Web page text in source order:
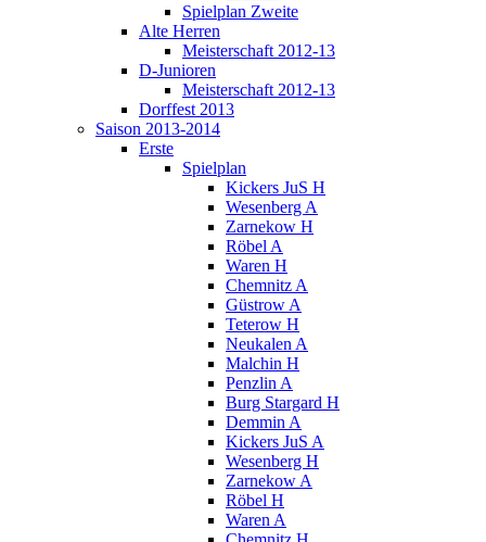
Spielplan Zweite
Alte Herren
Meisterschaft 2012-13
D-Junioren
Meisterschaft 2012-13
Dorffest 2013
Saison 2013-2014
Erste
Spielplan
Kickers JuS H
Wesenberg A
Zarnekow H
Röbel A
Waren H
Chemnitz A
Güstrow A
Teterow H
Neukalen A
Malchin H
Penzlin A
Burg Stargard H
Demmin A
Kickers JuS A
Wesenberg H
Zarnekow A
Röbel H
Waren A